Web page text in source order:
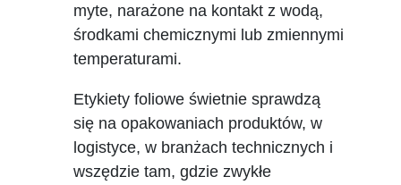
myte, narażone na kontakt z wodą,
środkami chemicznymi lub zmiennymi
temperaturami.
Etykiety foliowe świetnie sprawdzą
się na opakowaniach produktów, w
logistyce, w branżach technicznych i
wszędzie tam, gdzie zwykłe